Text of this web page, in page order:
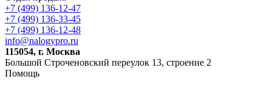
+7 (499) 136-12-47
+7 (499) 136-33-45
+7 (499) 136-12-48
info@nalogypro.ru
115054, г. Москва
Большой Строченовский переулок 13, строение 2
Помощь